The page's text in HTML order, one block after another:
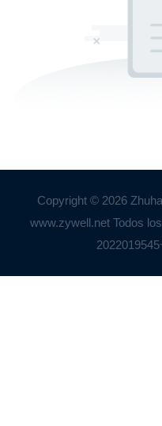
Copyright © 2026
www.zywell.net Todos
2022019545